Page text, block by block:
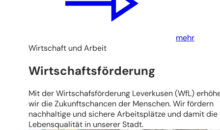
mehr
Wirtschaft und Arbeit
Wirtschaftsförderung
Mit der Wirtschafsförderung Leverkusen (WfL)
wir die Zukunftschancen der Menschen. Wir fördern
nachhaltige und sichere Arbeitsplätze und damit die
Lebensqualität in unserer Stadt.